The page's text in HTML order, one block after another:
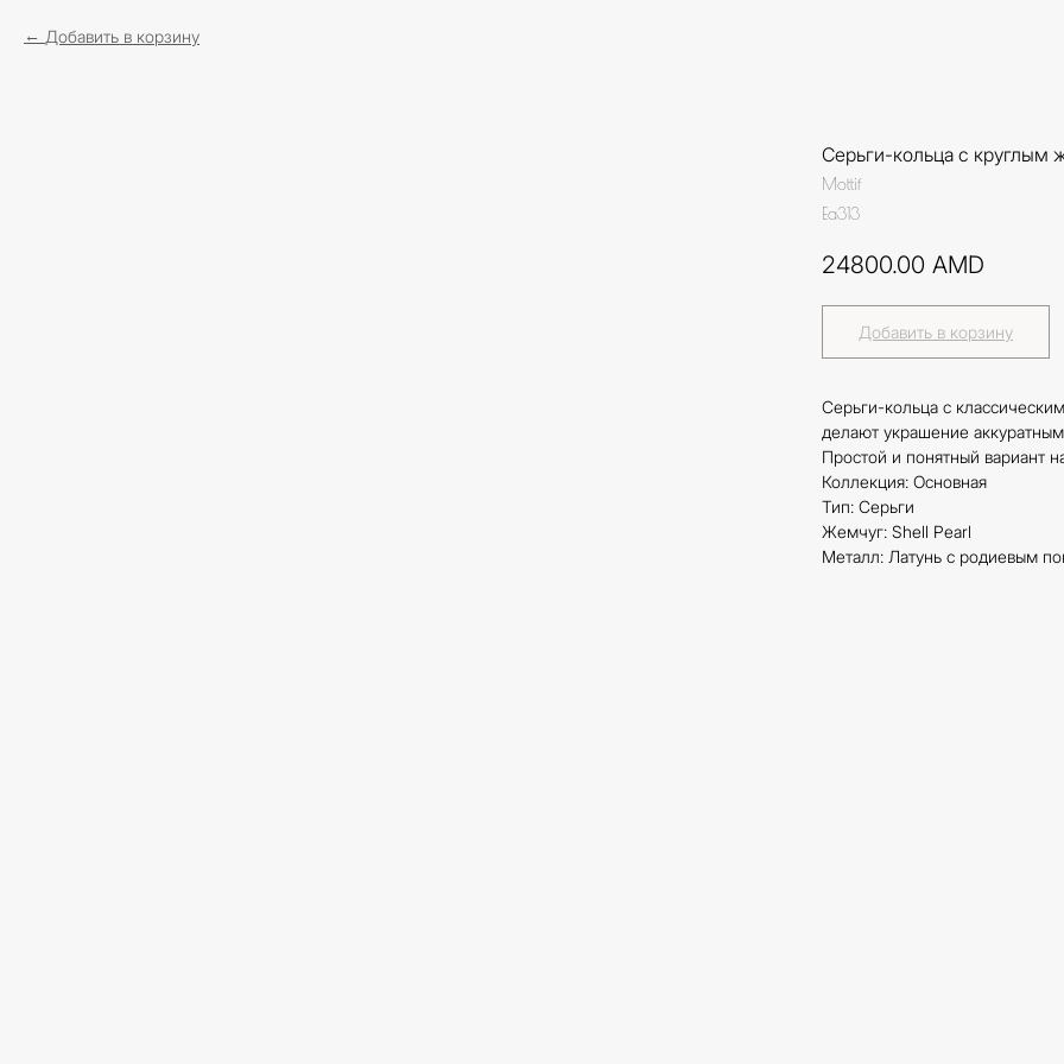
Добавить в корзину
Серьги-кольца с круглым
Mottif
Ea313
24800.00 AMD
Добавить в корзину
Серьги-кольца с
делают украшение
Простой и понятный вариант
Коллекция: Основная
Тип: Серьги
Жемчуг: Shell Pearl
Металл: Латунь с родиевым